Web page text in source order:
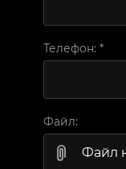
Телефон: *
Файл:
Файл